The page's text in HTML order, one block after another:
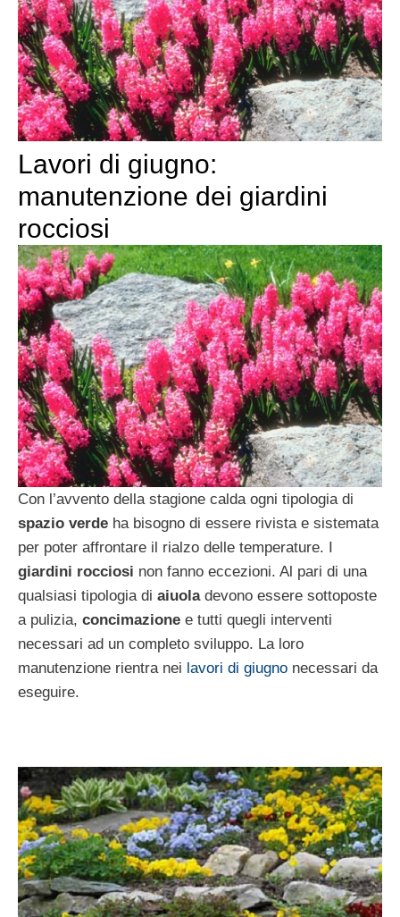
Lavori di giugno:
manutenzione dei giardini
rocciosi
Con l’avvento della stagione calda ogni tipologia di
spazio verde ha bisogno di essere rivista e sistemata
per poter affrontare il rialzo delle temperature. I
giardini rocciosi non fanno eccezioni. Al pari di una
qualsiasi tipologia di aiuoladevono essere sottoposte
a pulizia, concimazione e tutti quegli interventi
necessari ad un completo sviluppo. La loro
manutenzione rientra nei lavori di giugno necessari da
eseguire.